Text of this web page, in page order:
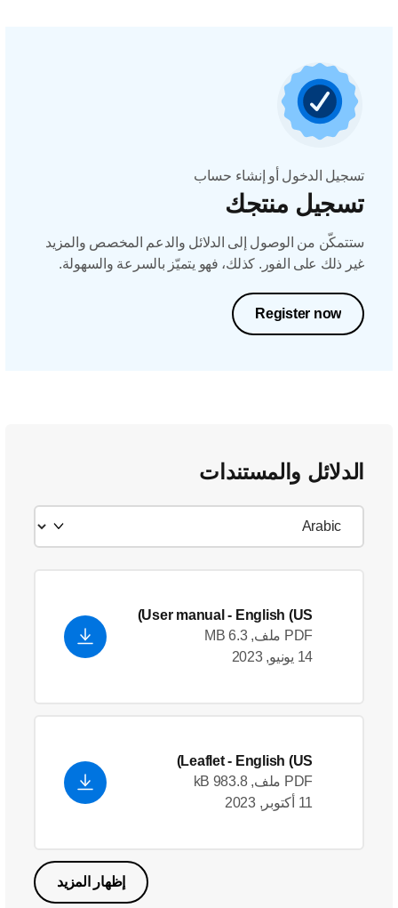
تسجيل الدخول أو إنشاء حساب
تسجيل منتجك
ستتمكّن من الوصول إلى الدلائل والدعم المخصص والمزيد
غير ذلك على الفور. كذلك، فهو يتميّز بالسرعة والسهولة.
Register now
الدلائل والمستندات
User manual - English (US)
PDF ملف, 6.3 MB
14 يونيو, 2023
Leaflet - English (US)
PDF ملف, 983.8 kB
11 أكتوبر, 2023
إظهار المزيد